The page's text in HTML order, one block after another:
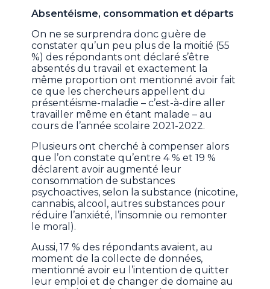
Absentéisme, consommation et départs
On ne se surprendra donc guère de
constater qu’un peu plus de la moitié (55
%) des répondants ont déclaré s’être
absentés du travail et exactement la
même proportion ont mentionné avoir fait
ce que les chercheurs appellent du
présentéisme-maladie – c’est-à-dire aller
travailler même en étant malade – au
cours de l’année scolaire 2021-2022.
Plusieurs ont cherché à compenser alors
que l’on constate qu’entre 4 % et 19 %
déclarent avoir augmenté leur
consommation de substances
psychoactives, selon la substance (nicotine,
cannabis, alcool, autres substances pour
réduire l’anxiété, l’insomnie ou remonter
le moral).
Aussi, 17 % des répondants avaient, au
moment de la collecte de données,
mentionné avoir eu l’intention de quitter
leur emploi et de changer de domaine au